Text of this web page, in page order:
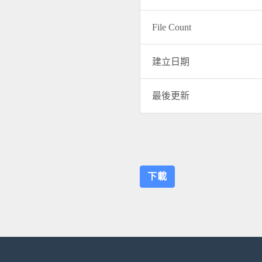
File Count
建立日期
最後更新
下載